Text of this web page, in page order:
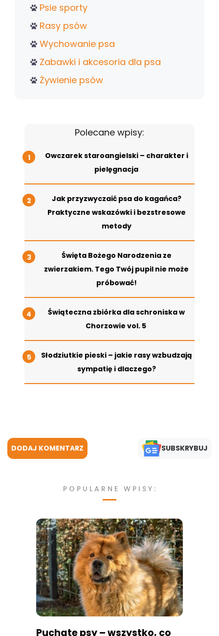
Psie sporty
Rasy psów
Wychowanie psa
Zabawki i akcesoria dla psa
Żywienie psów
Polecane wpisy:
Owczarek staroangielski – charakter i
pielęgnacja
Jak przyzwyczaić psa do kagańca?
Praktyczne wskazówki i bezstresowe
metody
Święta Bożego Narodzenia ze
zwierzakiem. Tego Twój pupil nie może
próbować!
Świąteczna zbiórka dla schroniska w
Chorzowie vol. 5
Słodziutkie pieski – jakie rasy wzbudzają
sympatię i dlaczego?
DODAJ KOMENTARZ SUBSKRYBUJ
POPULARNE WPISY:
Puchate psy – wszystko, co